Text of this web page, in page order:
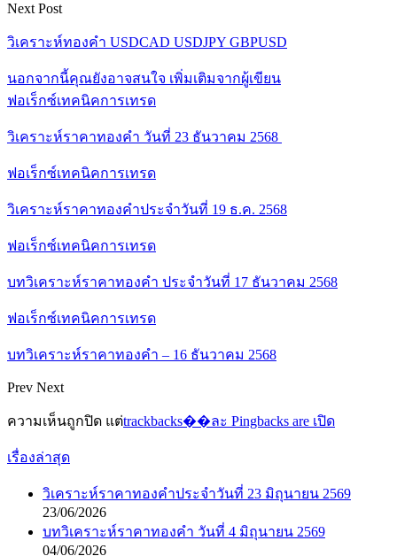
Next Post
วิเคราะห์ทองคำ USDCAD USDJPY GBPUSD
นอกจากนี้คุณยังอาจสนใจ เพิ่มเติมจากผู้เขียน
ฟอเร็กซ์เทคนิคการเทรด
วิเคราะห์ราคาทองคำ วันที่ 23 ธันวาคม 2568
ฟอเร็กซ์เทคนิคการเทรด
วิเคราะห์ราคาทองคำประจำวันที่ 19 ธ.ค. 2568
ฟอเร็กซ์เทคนิคการเทรด
บทวิเคราะห์ราคาทองคำ ประจำวันที่ 17 ธันวาคม 2568
ฟอเร็กซ์เทคนิคการเทรด
บทวิเคราะห์ราคาทองคำ – 16 ธันวาคม 2568
Prev Next
ความเห็นถูกปิด แต่trackbacks��ละ Pingbacks are เปิด
เรื่องล่าสุด
วิเคราะห์ราคาทองคำประจำวันที่ 23 มิถุนายน 2569
23/06/2026
บทวิเคราะห์ราคาทองคำ วันที่ 4 มิถุนายน 2569
04/06/2026